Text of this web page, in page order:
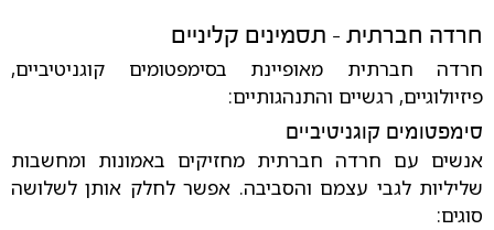
חרדה חברתית - תסמינים קליניים
חרדה חברתית מאופיינת בסימפטומים קוגניטיביים,
פיזיולוגיים, רגשיים והתנהגותיים:
סימפטומים קוגניטיביים
אנשים עם חרדה חברתית מחזיקים באמונות ומחשבות
שליליות לגבי עצמם והסביבה. אפשר לחלק אותן לשלושה
סוגים: